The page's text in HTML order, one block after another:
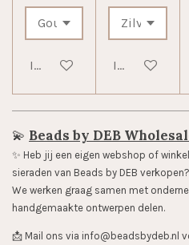
In winkelwagenIn
💫 Beads by DEB
✨️ Heb jij een eigen webshop of
sieraden van Beads by DEB verkopen?
We werken graag samen met
handgemaakte ontwerpen delen.
📩 Mail ons via info@beadsbydeb.nl